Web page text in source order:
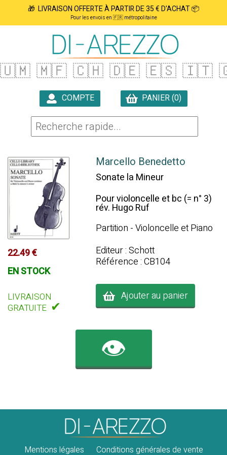
🎁 LIVRAISON OFFERTE À PARTIR DE 35 € D'ACHAT 📦
Pour les envois en 🇫🇷 métropolitaine
🇺🇲 🇲🇫 🇨🇭 🇩🇪 🇪🇸 🇮🇹
COMPTE
PANIER (0)
22.49 €
EN STOCK
LIVRAISON
GRATUITE ✔
Marcello Benedetto
Sonate la Mineur
Pour violoncelle et bc (= n° 3)
rév. Hugo Ruf
Partition - Violoncelle et Piano
Editeur : Schott
Référence : CB104
Ajouter au panier
👁️
Mentions légales Conditions générales de vente